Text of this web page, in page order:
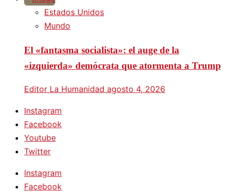
Estados Unidos
Mundo
El «fantasma socialista»: el auge de la
«izquierda» demócrata que atormenta a Trump
Editor La Humanidad agosto 4, 2026
Instagram
Facebook
Youtube
Twitter
Instagram
Facebook